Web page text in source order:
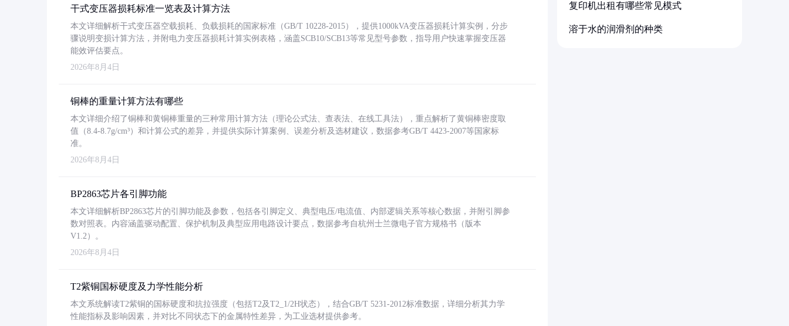
干式变压器损耗标准一览表及计算方法
本文详细解析干式变压器空载损耗、负载损耗的国家标准（GB/T 10228-2015），提供1000kVA变压器损耗计算实例，分步
骤说明变损计算方法，并附电力变压器损耗计算实例表格，涵盖SCB10/SCB13等常见型号参数，指导用户快速掌握变压器
能效评估要点。
2026年8月4日
铜棒的重量计算方法有哪些
本文详细介绍了铜棒和黄铜棒重量的三种常用计算方法（理论公式法、查表法、在线工具法），重点解析了黄铜棒密度取
值（8.4-8.7g/cm³）和计算公式的差异，并提供实际计算案例、误差分析及选材建议，数据参考GB/T 4423-2007等国家标
准。
2026年8月4日
BP2863芯片各引脚功能
本文详细解析BP2863芯片的引脚功能及参数，包括各引脚定义、典型电压/电流值、内部逻辑关系等核心数据，并附引脚参
数对照表。内容涵盖驱动配置、保护机制及典型应用电路设计要点，数据参考自杭州士兰微电子官方规格书（版本
V1.2）。
2026年8月4日
T2紫铜国标硬度及力学性能分析
本文系统解读T2紫铜的国标硬度和抗拉强度（包括T2及T2_1/2H状态），结合GB/T 5231-2012标准数据，详细分析其力学
性能指标及影响因素，并对比不同状态下的金属特性差异，为工业选材提供参考。
复印机出租有哪些常见模式
溶于水的润滑剂的种类